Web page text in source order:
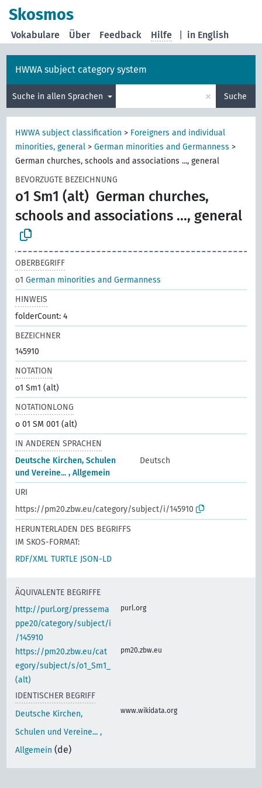
Skosmos
in English
Vokabulare Über Feedback Hilfe
HWWA subject category system
Suche in allen Sprachen × Suche
HWWA subject classification > Foreigners and individual
minorities, general >German minorities and Germanness >
German churches, schools and associations ..., general
BEVORZUGTE BEZEICHNUNG
o1 Sm1 (alt) German churches,
schools and associations ..., general
OBERBEGRIFF
o1German minorities and Germanness
HINWEIS
folderCount: 4
BEZEICHNER
145910
NOTATION
o1 Sm1 (alt)
NOTATIONLONG
o 01 SM 001 (alt)
IN ANDEREN SPRACHEN
Deutsche Kirchen, Schulen
und Vereine... , Allgemein
Deutsch
URI
https://pm20.zbw.eu/category/subject/i/145910
HERUNTERLADEN DES BEGRIFFS
IM SKOS-FORMAT:
RDF/XML TURTLE JSON-LD
ÄQUIVALENTE BEGRIFFE
http://purl.org/pressema
ppe20/category/subject/i
/145910
purl.org
https://pm20.zbw.eu/cat
egory/subject/s/o1_Sm1_
(alt)
pm20.zbw.eu
IDENTISCHER BEGRIFF
Deutsche Kirchen,
Schulen und Vereine... ,
Allgemein (de)
www.wikidata.org